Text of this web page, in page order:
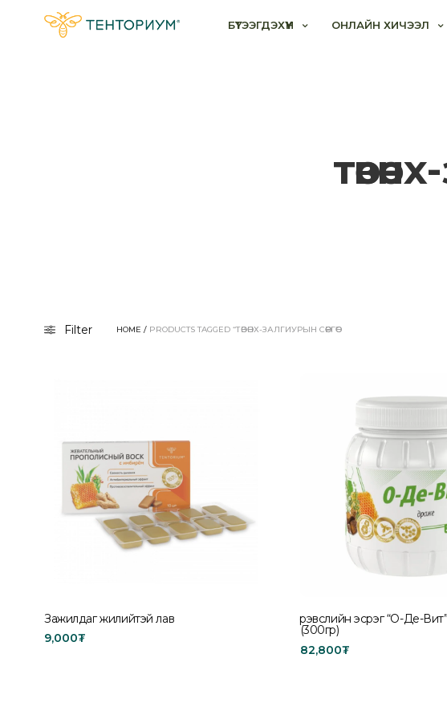
БҮТЭЭГДЭХҮҮН ОНЛАЙН ХИЧЭЭЛ
Filter HOME / PRODUCTS TAGGED “ТӨВӨНХ-ЗАЛГИУРЫН СӨӨРГӨӨ”
Зажилдаг жилийтэй лав
9,000₮
Үрэвслийн эсрэг “О-Де-
(300гр)
82,800₮